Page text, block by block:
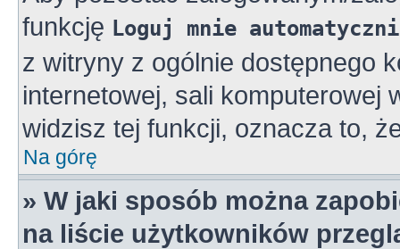
funkcję Loguj mnie
z witryny z ogólnie dostępnego
internetowej, sali komputerowej
widzisz tej funkcji, oznacza to,
Na górę
» W jaki sposób można
na liście użytkowników